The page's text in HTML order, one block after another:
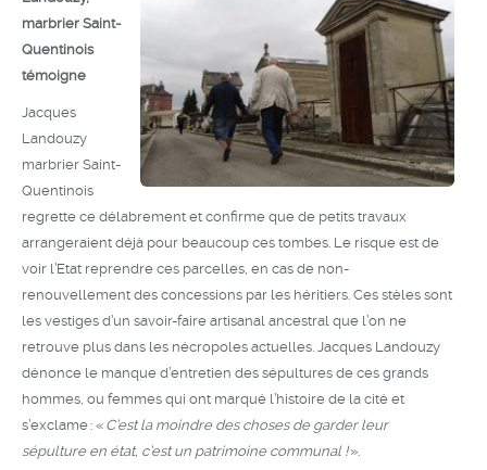
marbrier Saint-
Quentinois
témoigne
Jacques
Landouzy
marbrier Saint-
Quentinois
regrette ce délabrement et confirme que de petits travaux
arrangeraient déjà pour beaucoup ces tombes. Le risque est de
voir l’Etat reprendre ces parcelles, en cas de non-
renouvellement des concessions par les héritiers. Ces stèles sont
les vestiges d’un savoir-faire artisanal ancestral que l’on ne
retrouve plus dans les nécropoles actuelles. Jacques Landouzy
dénonce le manque d’entretien des sépultures de ces grands
hommes, ou femmes qui ont marqué l’histoire de la cité et
s’exclame : « C’est la moindre des choses de garder leur
sépulture en état, c’est un patrimoine communal ! ».